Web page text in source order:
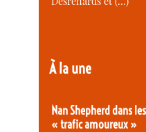
À la une
Nan Shepherd dans
« trafic amoureux »